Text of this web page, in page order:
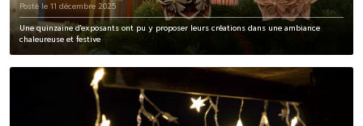
Posté le 11 décembre 2025
Une quinzaine d'exposants ont pu y proposer leurs créations dans une ambiance
chaleureuse et festive